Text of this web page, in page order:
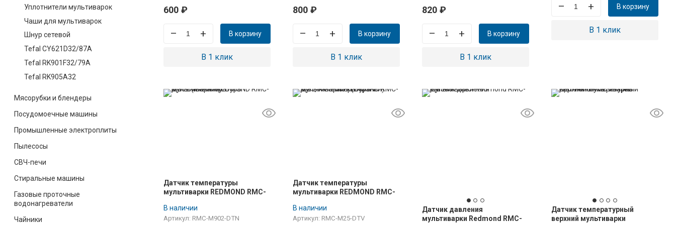
Уплотнители мультиварок
Чаши для мультиварок
Шнур сетевой
Tefal CY621D32/87A
Tefal RK901F32/79A
Tefal RK905A32
Мясорубки и блендеры
Посудомоечные машины
Промышленные электроплиты
Пылесосы
СВЧ-печи
Стиральные машины
Газовые проточные
водонагреватели
Чайники
600 ₽
– + В корзину
В 1 клик
800 ₽
– + В корзину
В 1 клик
820 ₽
– + В корзину
В 1 клик
– + В корзину
В 1 клик
Датчик температуры
мультиварки REDMOND RMC-
В наличии
Артикул: RMC-M902-DTN
Датчик температуры
мультиварки REDMOND RMC-
В наличии
Артикул: RMC-M25-DTV
Датчик давления
мультиварки Redmond RMC-
Датчик температурный
верхний мультиварки